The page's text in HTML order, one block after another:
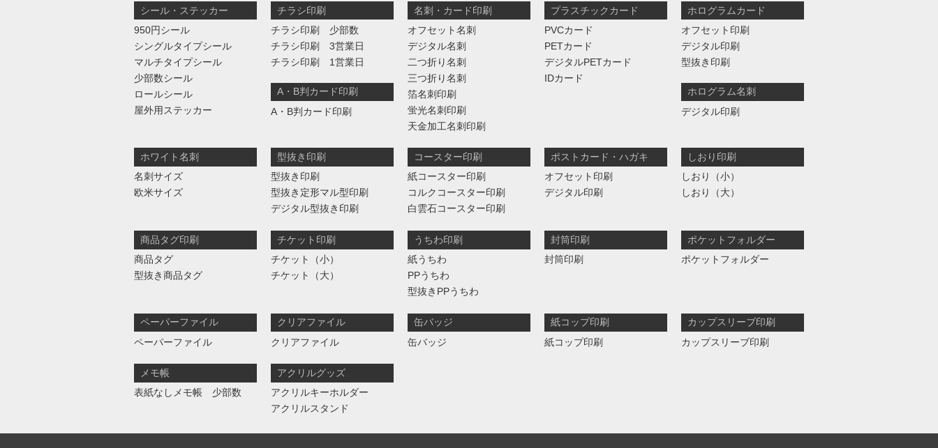
シール・ステッカー
950円シール
シングルタイプシール
マルチタイプシール
少部数シール
ロールシール
屋外用ステッカー
チラシ印刷
チラシ印刷 少部数
チラシ印刷 3営業日
チラシ印刷 1営業日
A・B判カード印刷
A・B判カード印刷
名刺・カード印刷
オフセット名刺
デジタル名刺
二つ折り名刺
三つ折り名刺
箔名刺印刷
蛍光名刺印刷
天金加工名刺印刷
プラスチックカード
PVCカード
PETカード
デジタルPETカード
IDカード
ホログラムカード
オフセット印刷
デジタル印刷
型抜き印刷
ホログラム名刺
デジタル印刷
ホワイト名刺
名刺サイズ
欧米サイズ
型抜き印刷
型抜き印刷
型抜き定形マル型印刷
デジタル型抜き印刷
コースター印刷
紙コースター印刷
コルクコースター印刷
白雲石コースター印刷
ポストカード・ハガキ
オフセット印刷
デジタル印刷
しおり印刷
しおり（小）
しおり（大）
商品タグ印刷
商品タグ
型抜き商品タグ
チケット印刷
チケット（小）
チケット（大）
うちわ印刷
紙うちわ
PPうちわ
型抜きPPうちわ
封筒印刷
封筒印刷
ポケットフォルダー
ポケットフォルダー
ペーパーファイル
ペーパーファイル
クリアファイル
クリアファイル
缶バッジ
缶バッジ
紙コップ印刷
紙コップ印刷
カップスリーブ印刷
カップスリーブ印刷
メモ帳
表紙なしメモ帳 少部数
アクリルグッズ
アクリルキーホルダー
アクリルスタンド